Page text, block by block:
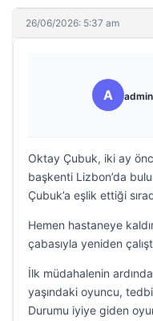
26/06/2026: 5:37 am
A admin
Oktay Çubuk, iki ay
başkenti Lizbon’da
Çubuk’a eşlik ettiği
Hemen hastaneye
çabasıyla yeniden
İlk müdahalenin
yaşındaki oyuncu,
Durumu iyiye giden